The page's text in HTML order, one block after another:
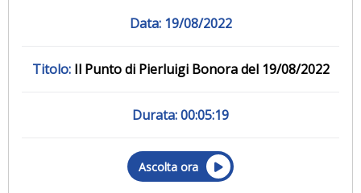
19/08/2022
Il Punto di Pierluigi Bonora del 19/08/2022
00:05:19
Ascolta ora